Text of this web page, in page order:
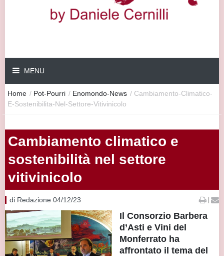
MENU
Home / Pot-Pourri / Enomondo-News / Cambiamento-Climatico-
E-Sostenibilita-Nel-Settore-Vitivinicolo
Cambiamento climatico e
sostenibilità nel settore
vitivinicolo
di Redazione 04/12/23 |
Il Consorzio Barbera
d’Asti e Vini del
Monferrato ha
affrontato il tema del